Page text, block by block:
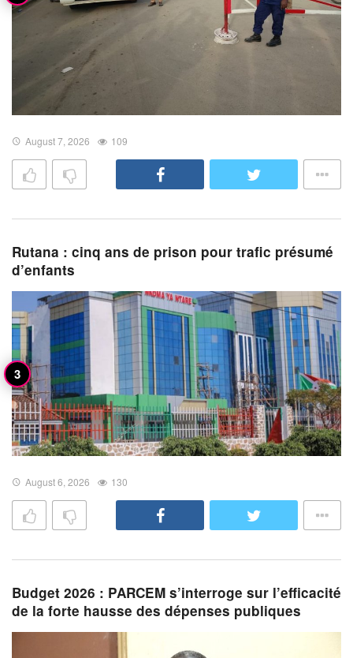
August 7, 2026 109
Rutana : cinq ans de prison pour trafic présumé
d’enfants
August 6, 2026 130
Budget 2026 : PARCEM s’interroge sur l’efficacité
de la forte hausse des dépenses publiques